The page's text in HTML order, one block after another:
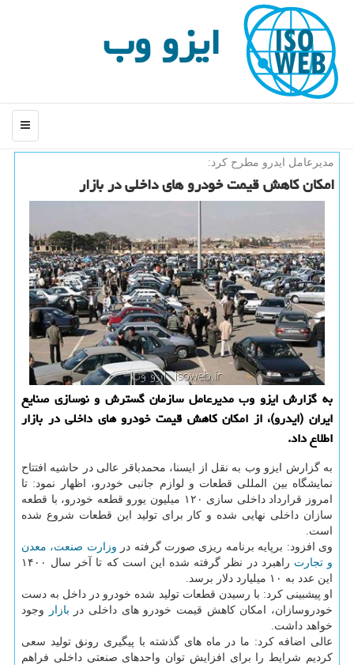
ایزو وب
منو
مدیرعامل ایدرو مطرح كرد:
امكان كاهش قیمت خودرو های داخلی در بازار
به گزارش ایزو وب مدیرعامل سازمان گسترش و نوسازی صنایع
ایران (ایدرو)، از امكان كاهش قیمت خودرو های داخلی در بازار
اطلاع داد.
به گزارش ایزو وب به نقل از ایسنا، محمدباقر عالی در حاشیه افتتاح
نمایشگاه بین المللی قطعات و لوازم جانبی خودرو، اظهار نمود: تا
امروز قرارداد داخلی سازی ۱۲۰ میلیون یورو قطعه خودرو، با قطعه
سازان داخلی نهایی شده و كار برای تولید این قطعات شروع شده
است.
وی افزود: برپایه برنامه ریزی صورت گرفته در وزارت صنعت، معدن
و تجارت
راهبرد در نظر گرفته شده این است كه تا آخر سال ۱۴۰۰
این عدد به ۱۰ میلیارد دلار برسد.
او پیشبینی كرد: با رسیدن قطعات تولید شده خودرو در داخل به دست
خودروسازان، امكان كاهش قیمت خودرو های داخلی در بازار
وجود
خواهد داشت.
عالی اضافه كرد: ما در ماه های گذشته با پیگیری رونق تولید سعی
كردیم شرایط را برای افزایش توان واحدهای صنعتی داخلی فراهم